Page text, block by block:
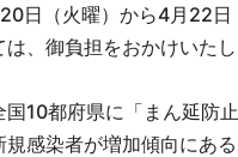
日（火曜）から4月22
、御負担をおかけいた
10都府県に「まん延防
感染者が増加傾向にあ